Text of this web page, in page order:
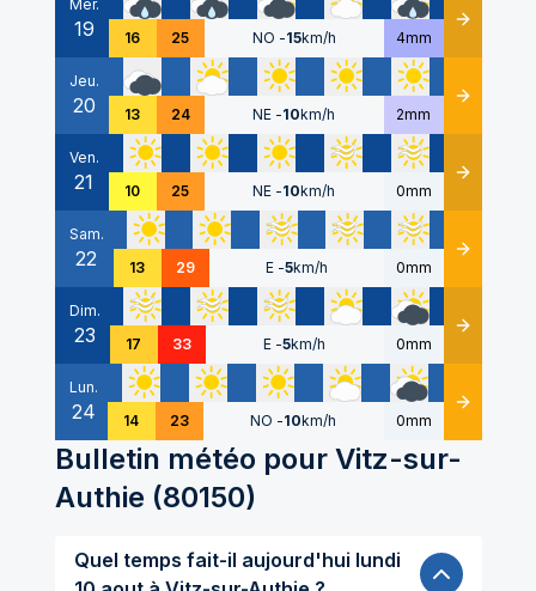
Mer.
19 16 25 NO -15km/h 4mm Détails
Jeu.
20 13 24 NE -10km/h 2mm Détails
Ven.
21 10 25 NE -10km/h 0mm Détails
Sam.
22 13 29 E -5km/h 0mm Détails
Dim.
23 17 33 E -5km/h 0mm Détails
Lun.
24 14 23 NO -10km/h 0mm Détails
Bulletin météo pour Vitz-sur-
Authie (80150)
Quel temps fait-il aujourd'hui lundi